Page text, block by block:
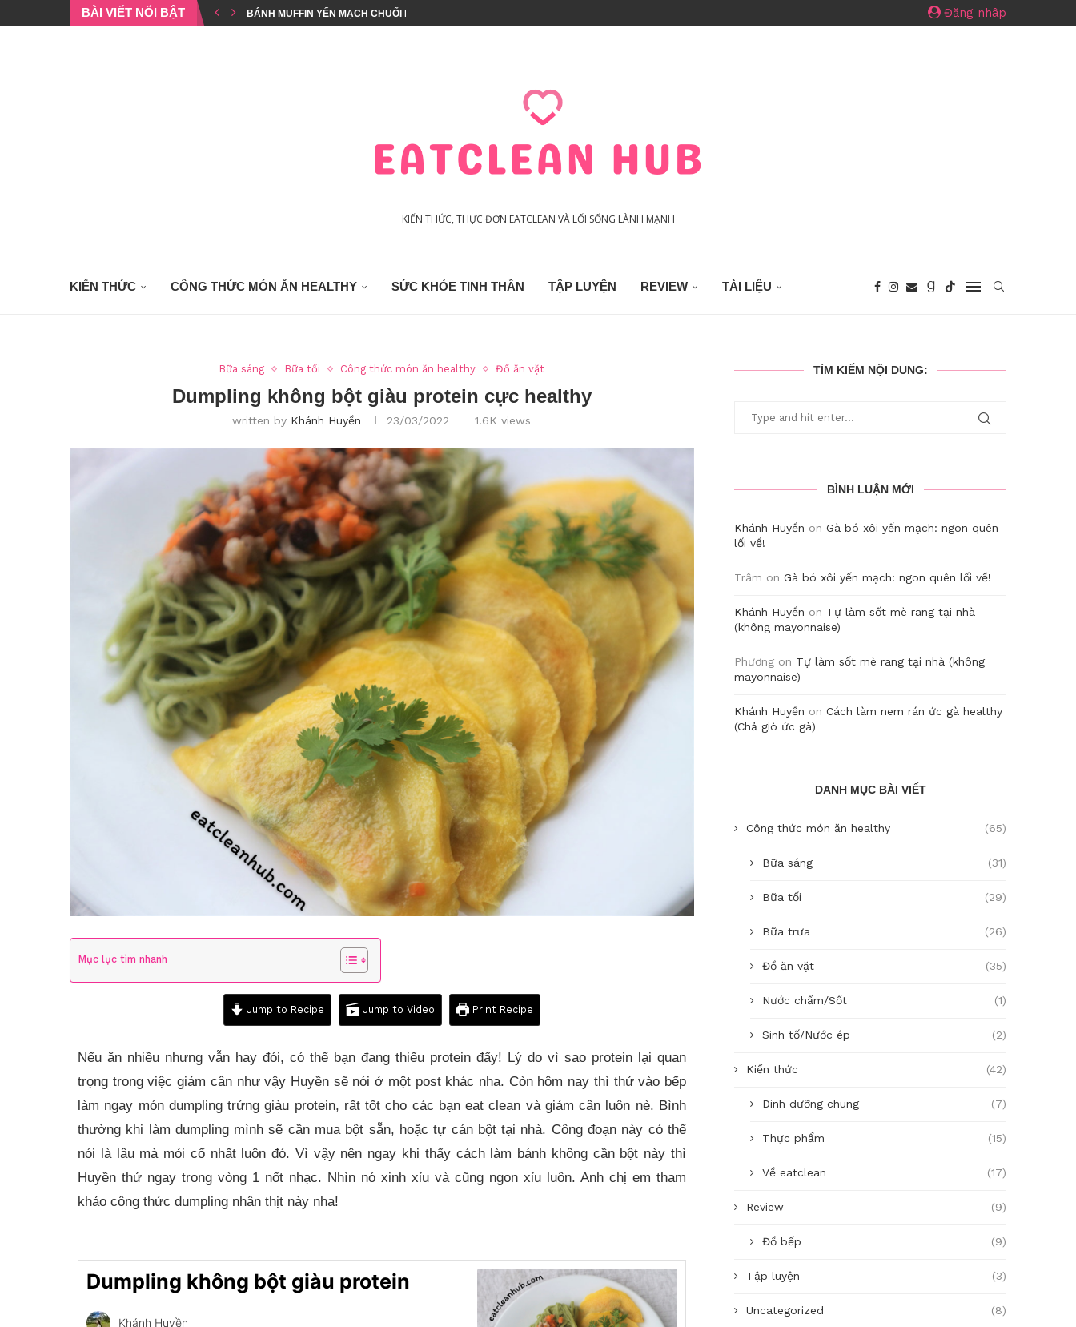
BÀI VIẾT NỔI BẬT
BÁNH MUFFIN YẾN MẠCH CHUỐI CHIA
Đăng nhập
KIẾN THỨC, THỰC ĐƠN EATCLEAN VÀ LỐI SỐNG LÀNH MẠNH
KIẾN THỨC CÔNG THỨC MÓN ĂN HEALTHY SỨC KHỎE TINH THẦN TẬP LUYỆN REVIEW TÀI LIỆU
Bữa sáng Bữa tối Công thức món ăn healthy Đồ ăn vặt
Dumpling không bột giàu protein cực healthy
written by Khánh Huyền 23/03/2022 1.6K views
Mục lục tìm nhanh
Jump to Recipe Jump to Video Print Recipe
Nếu ăn nhiều nhưng vẫn hay đói, có thể bạn đang thiếu protein đấy! Lý do vì sao protein lại quan
trọng trong việc giảm cân như vậy Huyền sẽ nói ở một post khác nha. Còn hôm nay thì thử vào bếp
làm ngay món dumpling trứng giàu protein, rất tốt cho các bạn eat clean và giảm cân luôn nè. Bình
thường khi làm dumpling mình sẽ cần mua bột sẵn, hoặc tự cán bột tại nhà. Công đoạn này có thể
nói là lâu mà mỏi cổ nhất luôn đó. Vì vậy nên ngay khi thấy cách làm bánh không cần bột này thì
Huyền thử ngay trong vòng 1 nốt nhạc. Nhìn nó xinh xỉu và cũng ngon xỉu luôn. Anh chị em tham
khảo công thức dumpling nhân thịt này nha!
Dumpling không bột giàu protein
Khánh Huyền
TÌM KIẾM NỘI DUNG:
BÌNH LUẬN MỚI
Khánh Huyền on Gà bó xôi yến mạch: ngon quên
lối về!
Trâm on Gà bó xôi yến mạch: ngon quên lối về!
Khánh Huyền on Tự làm sốt mè rang tại nhà
(không mayonnaise)
Phương on Tự làm sốt mè rang tại nhà (không
mayonnaise)
Khánh Huyền on Cách làm nem rán ức gà healthy
(Chả giò ức gà)
DANH MỤC BÀI VIẾT
Công thức món ăn healthy (65)
Bữa sáng (31)
Bữa tối (29)
Bữa trưa (26)
Đồ ăn vặt (35)
Nước chấm/Sốt (1)
Sinh tố/Nước ép (2)
Kiến thức (42)
Dinh dưỡng chung (7)
Thực phẩm (15)
Về eatclean (17)
Review (9)
Đồ bếp (9)
Tập luyện (3)
Uncategorized (8)